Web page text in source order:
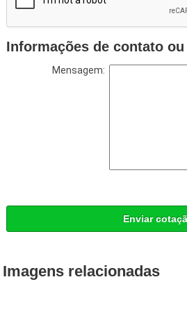
Informações de contato
Mensagem:
Enviar
Imagens relacionadas